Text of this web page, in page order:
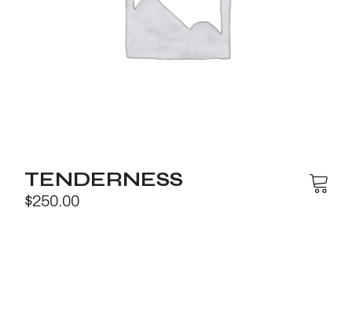
TENDERNESS
$250.00